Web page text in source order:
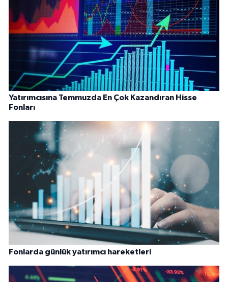
Yatırımcısına Temmuzda En Çok Kazandıran Hisse
Fonları
Fonlarda günlük yatırımcı hareketleri